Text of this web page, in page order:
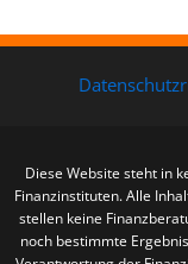
Diese Website steht in
Finanzinstituten. Alle
stellen keine
noch bestimmte